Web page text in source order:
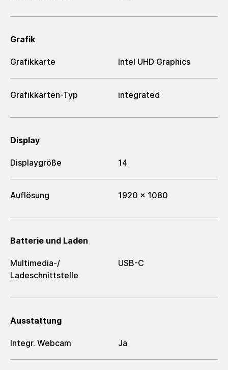
Grafik
Grafikkarte Intel UHD Graphics
Grafikkarten-Typ integrated
Display
Displaygröße 14
Auflösung 1920 x 1080
Batterie und Laden
Multimedia-/​
Ladeschnittstelle
USB-C
Ausstattung
Integr. Webcam Ja